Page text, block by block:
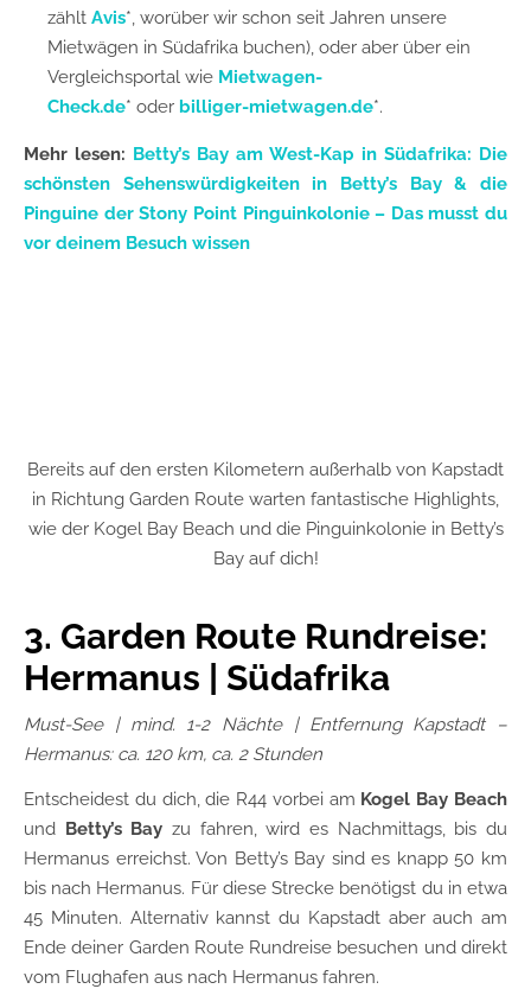
zählt Avis*, worüber wir schon seit Jahren unsere
Mietwägen in Südafrika buchen), oder aber über ein
Vergleichsportal wie Mietwagen-
Check.de* oder billiger-mietwagen.de*.
Mehr lesen: Betty’s Bay am West-Kap in Südafrika: Die
schönsten Sehenswürdigkeiten in Betty’s Bay & die
Pinguine der Stony Point Pinguinkolonie – Das musst du
vor deinem Besuch wissen
Bereits auf den ersten Kilometern außerhalb von Kapstadt
in Richtung Garden Route warten fantastische Highlights,
wie der Kogel Bay Beach und die Pinguinkolonie in Betty’s
Bay auf dich!
3. Garden Route Rundreise:
Hermanus | Südafrika
Must-See| mind. 1-2 Nächte | Entfernung Kapstadt –
Hermanus: ca. 120 km, ca. 2 Stunden
Entscheidest du dich, die R44 vorbei am Kogel Bay Beach
und Betty’s Bay zu fahren, wird es Nachmittags, bis du
Hermanus erreichst. Von Betty’s Bay sind es knapp 50 km
bis nach Hermanus. Für diese Strecke benötigst du in etwa
45 Minuten. Alternativ kannst du Kapstadt aber auch am
Ende deiner Garden Route Rundreise besuchen und direkt
vom Flughafen aus nach Hermanus fahren.